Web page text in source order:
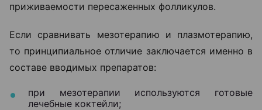
приживаемости пересаженных фолликулов.
Если сравнивать мезотерапию и плазмотерапию,
то принципиальное отличие заключается именно в
составе вводимых препаратов:
при мезотерапии используются готовые
лечебные коктейли;